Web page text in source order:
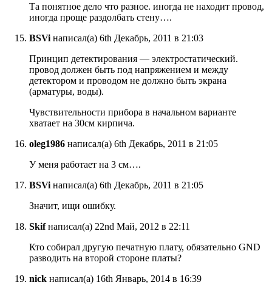
Та понятное дело что разное. иногда не находит провод,
иногда проще раздолбать стену….
BSVi написал(а) 6th Декабрь, 2011 в 21:03
Принцип детектирования — электростатический.
провод должен быть под напряжением и между
детектором и проводом не должно быть экрана
(арматуры, воды).
Чувствительности прибора в начальном варианте
хватает на 30см кирпича.
oleg1986 написал(а) 6th Декабрь, 2011 в 21:05
У меня работает на 3 см….
BSVi написал(а) 6th Декабрь, 2011 в 21:05
Значит, ищи ошибку.
Skifнаписал(а) 22nd Май, 2012 в 22:11
Кто собирал другую печатную плату, обязательно GND
разводить на второй стороне платы?
nick написал(а) 16th Январь, 2014 в 16:39